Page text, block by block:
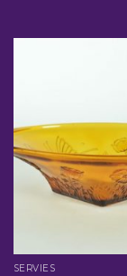
SERVIES